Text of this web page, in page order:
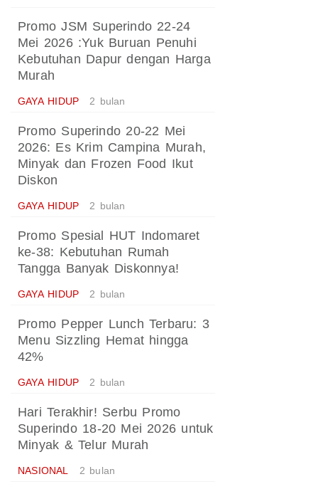
Promo JSM Superindo 22-24
Mei 2026 :Yuk Buruan Penuhi
Kebutuhan Dapur dengan Harga
Murah
GAYA HIDUP 2 bulan
Promo Superindo 20-22 Mei
2026: Es Krim Campina Murah,
Minyak dan Frozen Food Ikut
Diskon
GAYA HIDUP 2 bulan
Promo Spesial HUT Indomaret
ke-38: Kebutuhan Rumah
Tangga Banyak Diskonnya!
GAYA HIDUP 2 bulan
Promo Pepper Lunch Terbaru: 3
Menu Sizzling Hemat hingga
42%
GAYA HIDUP 2 bulan
Hari Terakhir! Serbu Promo
Superindo 18-20 Mei 2026 untuk
Minyak & Telur Murah
NASIONAL 2 bulan